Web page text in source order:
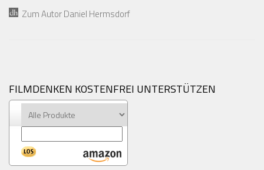
Zum Autor Daniel Hermsdorf
FILMDENKEN KOSTENFREI UNTERSTÜTZEN